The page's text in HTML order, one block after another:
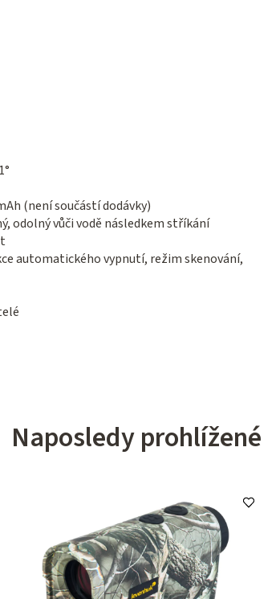
(není součástí dodávky)
odolný vůči vodě následkem stříkání
automatického vypnutí, režim skenování,
Naposledy prohlížené